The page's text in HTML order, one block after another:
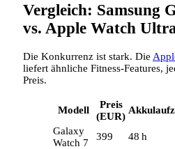
Vergleich: Samsung
vs. Apple Watch
Die Konkurrenz ist stark. Die
liefert ähnliche Fitness‑Features,
Preis.
Modell
Preis
(EUR)
Galaxy
Watch 7
399 48 h